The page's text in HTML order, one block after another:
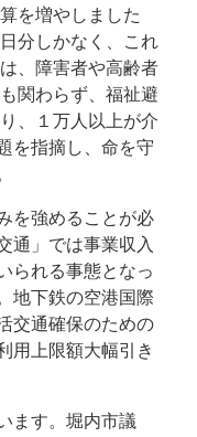
を増やしました
分しかなく、これ
、障害者や高齢者
関わらず、福祉避
、１万人以上が介
を指摘し、命を守
を強めることが必
通」では事業収入
られる事態となっ
地下鉄の空港国際
交通確保のための
用上限額大幅引き
ます。堀内市議